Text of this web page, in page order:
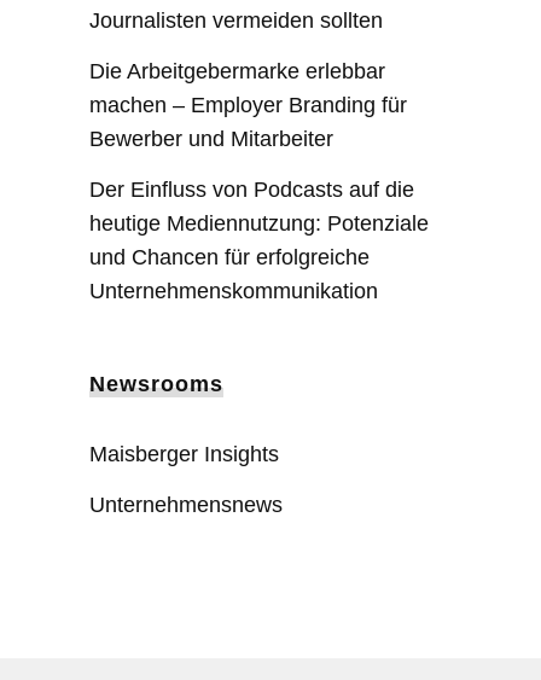
Journalisten vermeiden sollten
Die Arbeitgebermarke erlebbar
machen – Employer Branding für
Bewerber und Mitarbeiter
Der Einfluss von Podcasts auf die
heutige Mediennutzung: Potenziale
und Chancen für erfolgreiche
Unternehmenskommunikation
Newsrooms
Maisberger Insights
Unternehmensnews